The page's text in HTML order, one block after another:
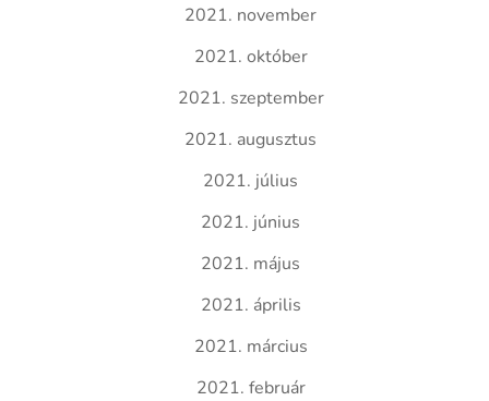
2021. november
2021. október
2021. szeptember
2021. augusztus
2021. július
2021. június
2021. május
2021. április
2021. március
2021. február